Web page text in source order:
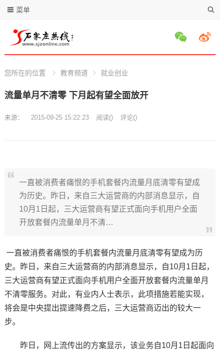
菜单
您所在的位置 教育频道 就业创业
流量单月不清零 下月起有望全面放开
来源： 2015-09-25 15:22:23 阅读() 评论()
一直被消费者痛恨的手机套餐内流量月底清零有望成
为历史。昨日，来自三大运营商的内部消息显示，自
10月1日起，三大运营商有望正式面向手机用户全面
开放套餐内流量单月不清…
一直被消费者痛恨的手机套餐内流量月底清零有望成为历
史。昨日，来自三大运营商的内部消息显示，自10月1日起，
三大运营商有望正式面向手机用户全面开放套餐内流量单月
不清零服务。对此，有业内人士表示，此项措施若能实现，
将会是中央提出提速降费之后，三大运营商迈出的较大一
步。
昨日，网上流传出的方案显示，该业务自10月1日起面向